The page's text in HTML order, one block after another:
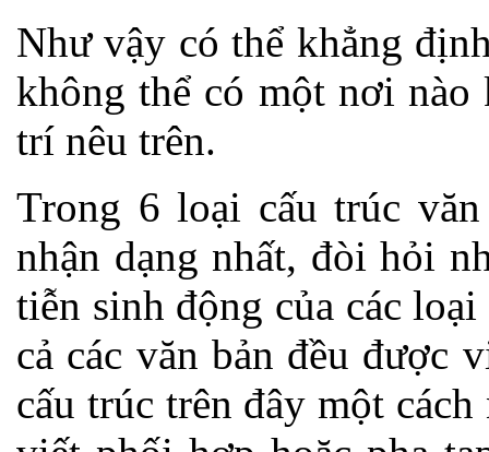
Như vậy có thể khẳng
không thể có một nơi nào
trí nêu trên.
Trong 6 loại cấu trúc
nhận dạng nhất, đòi hỏi
tiễn sinh động của các
cả các văn bản đều được
cấu trúc trên đây một